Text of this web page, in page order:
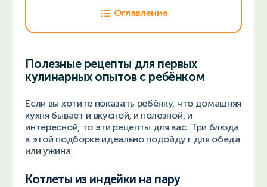
Оглавление
Полезные рецепты для первых
кулинарных опытов с ребёнком
Если вы хотите показать ребёнку, что домашняя
кухня бывает и вкусной, и полезной, и
интересной, то эти рецепты для вас. Три блюда
в этой подборке идеально подойдут для обеда
или ужина.
Котлеты из индейки на пару